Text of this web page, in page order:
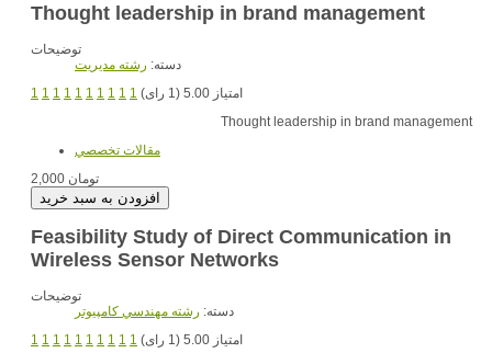
Thought leadership in brand management
توضیحات
دسته: رشته مديريت
1 1 1 1 1 1 1 1 1 1
امتیاز 5.00 (1 رای)
Thought leadership in brand management
مقالات تخصصي
2,000 تومان
Feasibility Study of Direct Communication in
Wireless Sensor Networks
توضیحات
دسته: رشته مهندسي کامپيوتر
1 1 1 1 1 1 1 1 1 1
امتیاز 5.00 (1 رای)